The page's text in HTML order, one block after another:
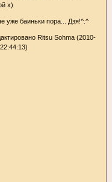
х)
уже баиньки пора... Дзя!^.^
Ritsu Sohma (2010-